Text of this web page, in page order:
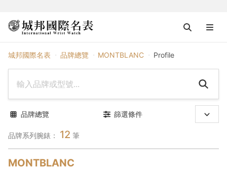
城邦國際名表 品牌總覽 MONTBLANC Profile
品牌系列腕錶： 12 筆
品牌總覽 篩選條件
MONTBLANC